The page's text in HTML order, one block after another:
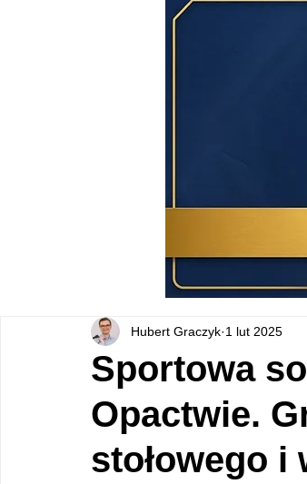
Sportowa
Opactwie.
stołowego i
Hubert Graczyk 1 lut 2025